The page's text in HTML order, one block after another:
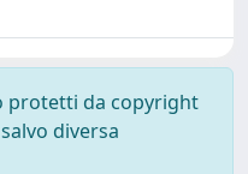
protetti da copyright
diversa